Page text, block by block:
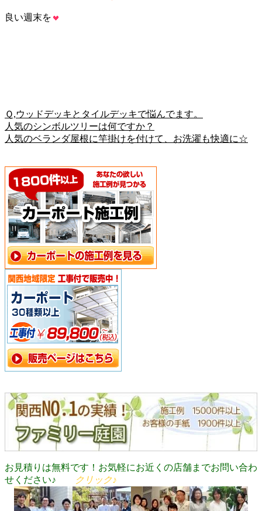
良い週末を
Ｑ,ウッドデッキとタイルデッキで悩んでます。
人気のシンボルツリーは何ですか？
人気のベランダ屋根に竿掛けを付けて、お洗濯も快適に☆
お見積りは無料です！お気軽にお近くの店舗までお問い合わ
せください♪
クリック♪